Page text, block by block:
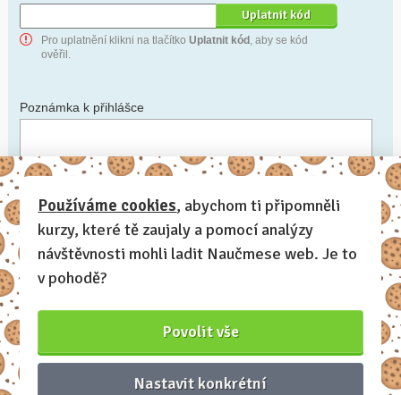
Pro uplatnění klikni na tlačítko Uplatnit kód , aby se kód
ověřil.
Poznámka k přihlášce
Chceš-li se na cokoli zeptat, nebo ke své přihlášce poznamenat.
Anonymní profil – odesláním přihlášky se automaticky
vytvoří tvůj profil na Naučmese. Zatrhni tuto volbu a profil
bude skrytý.
Chci dostávat Naučmese newsletter
Používáme cookies, abychom ti připomněli
kurzy, které tě zaujaly a pomocí analýzy
návštěvnosti mohli ladit Naučmese web. Je to
v pohodě?
Povolit vše
Nastavit konkrétní